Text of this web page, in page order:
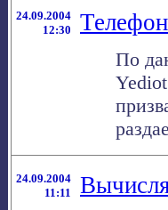
24.09.2004
12:30
По
24.09.2004
11:11